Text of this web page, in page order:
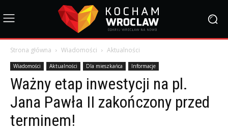
Strona główna Wiadomości Aktualności
Wiadomości Aktualności Dla mieszkańca Informacje
Ważny etap inwestycji na pl.
Jana Pawła II zakończony przed
terminem!